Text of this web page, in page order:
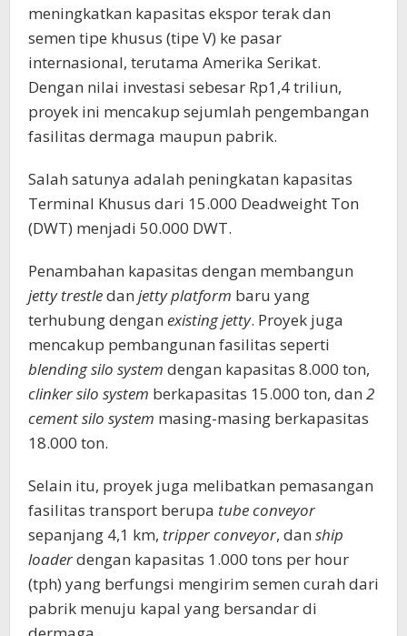
meningkatkan kapasitas ekspor terak dan
semen tipe khusus (tipe V) ke pasar
internasional, terutama Amerika Serikat.
Dengan nilai investasi sebesar Rp1,4 triliun,
proyek ini mencakup sejumlah pengembangan
fasilitas dermaga maupun pabrik.
Salah satunya adalah peningkatan kapasitas
Terminal Khusus dari 15.000 Deadweight Ton
(DWT) menjadi 50.000 DWT.
Penambahan kapasitas dengan membangun
jetty trestledan jetty platform baru yang
terhubung dengan existing jetty. Proyek juga
mencakup pembangunan fasilitas seperti
blending silo system dengan kapasitas 8.000 ton,
clinker silo system berkapasitas 15.000 ton, dan 2
cement silo system masing-masing berkapasitas
18.000 ton.
Selain itu, proyek juga melibatkan pemasangan
fasilitas transport berupa tube conveyor
sepanjang 4,1 km, tripper conveyor, dan ship
loaderdengan kapasitas 1.000 tons per hour
(tph) yang berfungsi mengirim semen curah dari
pabrik menuju kapal yang bersandar di